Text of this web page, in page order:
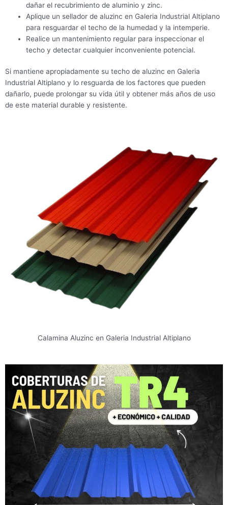
dañar el recubrimiento de aluminio y zinc.
Aplique un sellador de aluzinc en Galeria Industrial Altiplano
para resguardar el techo de la humedad y la intemperie.
Realice un mantenimiento regular para inspeccionar el
techo y detectar cualquier inconveniente potencial.
Si mantiene apropiadamente su techo de aluzinc en Galeria
Industrial Altiplano y lo resguarda de los factores que pueden
dañarlo, puede prolongar su vida útil y obtener más años de uso
de este material durable y resistente.
Calamina Aluzinc en Galeria Industrial Altiplano